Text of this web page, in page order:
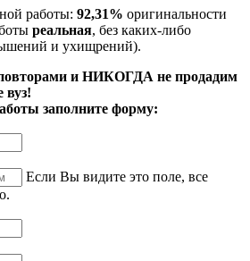
работы: 92,31% оригинальности
реальная, без каких-либо
и ухищрений).
и НИКОГДА не продадим
вуз!
заполните форму:
Если Вы видите это поле, все